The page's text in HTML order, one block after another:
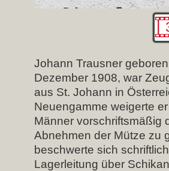
Johann Trausner
Dezember 1908, war
aus St. Johann in
Neuengamme weigerte
Männer vorschriftsmäßig
Abnehmen der Mütze zu
beschwerte sich
Lagerleitung über